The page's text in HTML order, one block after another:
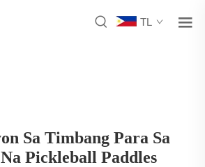
TL
Sa Timbang Para Sa
Pickleball Paddles